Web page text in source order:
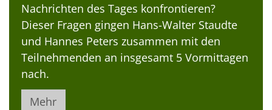
Nachrichten des Tages konfrontieren?
Dieser Fragen gingen Hans-Walter Staudte
und Hannes Peters zusammen mit den
Teilnehmenden an insgesamt 5 Vormittagen
nach.
Mehr